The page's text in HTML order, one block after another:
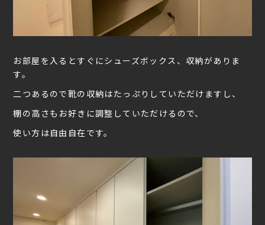
お部屋を入るとすぐにシューズボックス、収納がありま
す。
二つあるので靴の収納はたっぷりしていただけますし、
棚の高さもお好きに調整していただけるので、
使い方は自由自在です。